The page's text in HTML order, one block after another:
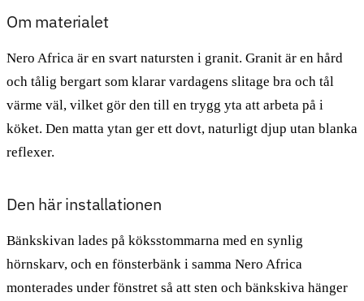
Om materialet
Nero Africa är en svart natursten i granit. Granit är en hård
och tålig bergart som klarar vardagens slitage bra och tål
värme väl, vilket gör den till en trygg yta att arbeta på i
köket. Den matta ytan ger ett dovt, naturligt djup utan blanka
reflexer.
Den här installationen
Bänkskivan lades på köksstommarna med en synlig
hörnskarv, och en fönsterbänk i samma Nero Africa
monterades under fönstret så att sten och bänkskiva hänger